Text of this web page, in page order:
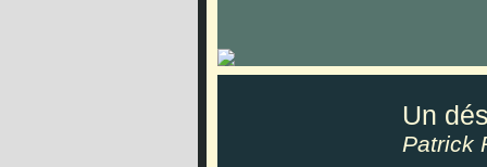
Un
Patrick